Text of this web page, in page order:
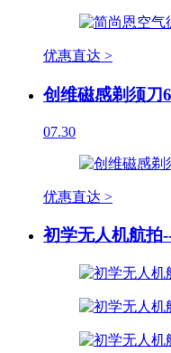
优惠直达 >
创维磁感剃须刀
07.30
优惠直达 >
初学无人机航拍